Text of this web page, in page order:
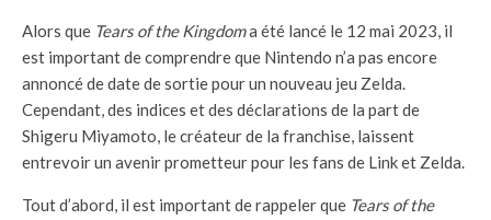
Alors que Tears of the Kingdoma été lancé le 12 mai 2023, il
est important de comprendre que Nintendo n’a pas encore
annoncé de date de sortie pour un nouveau jeu Zelda.
Cependant, des indices et des déclarations de la part de
Shigeru Miyamoto, le créateur de la franchise, laissent
entrevoir un avenir prometteur pour les fans de Link et Zelda.
Tout d’abord, il est important de rappeler que Tears of the